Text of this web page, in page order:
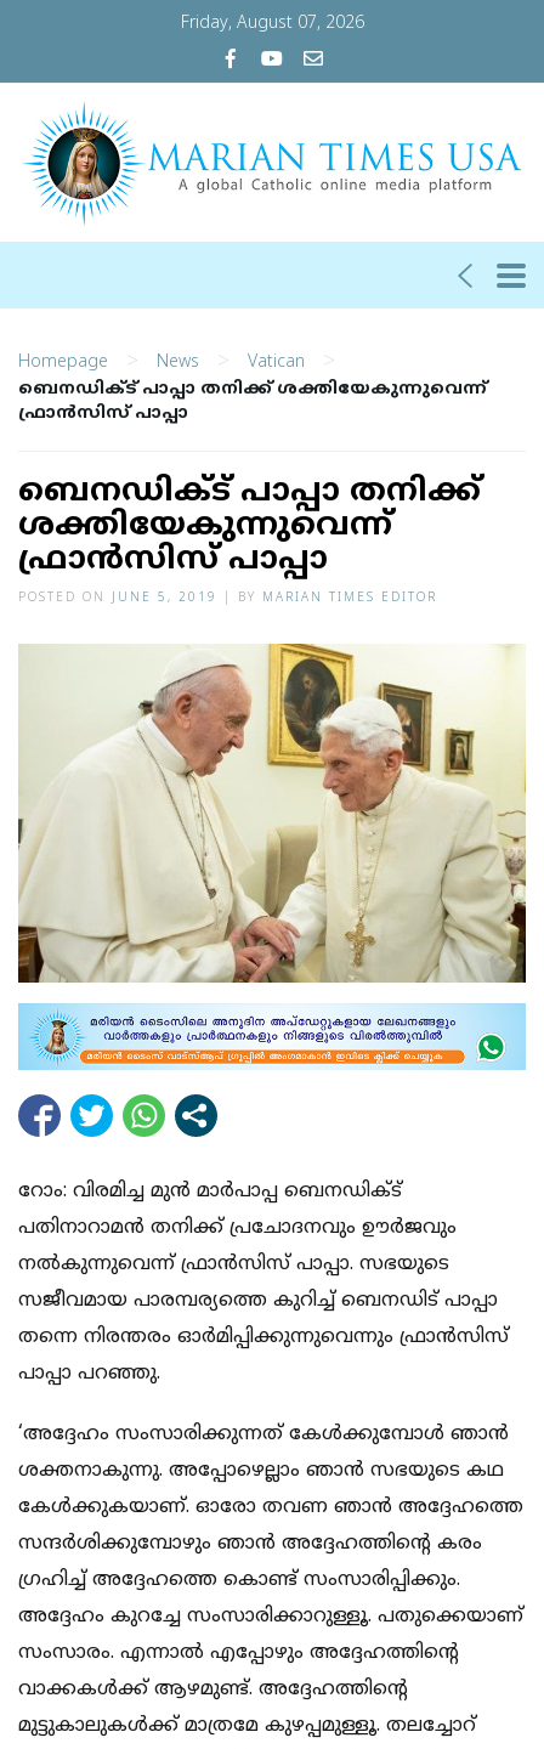
Friday, August 07, 2026
Homepage > News > Vatican >
ബെനഡിക്ട് പാപ്പാ തനിക്ക് ശക്തിയേകുന്നുവെന്ന്
ഫ്രാന്‍സിസ് പാപ്പാ
ബെനഡിക്ട് പാപ്പാ തനിക്ക്
ശക്തിയേകുന്നുവെന്ന്
ഫ്രാന്‍സിസ് പാപ്പാ
POSTED ON JUNE 5, 2019 BY MARIAN TIMES EDITOR
റോം: വിരമിച്ച മുന്‍ മാര്‍പാപ്പ ബെനഡിക്ട്
പതിനാറാമന്‍ തനിക്ക് പ്രചോദനവും ഊര്‍ജവും
നല്‍കുന്നുവെന്ന് ഫ്രാന്‍സിസ് പാപ്പാ. സഭയുടെ
സജീവമായ പാരമ്പര്യത്തെ കുറിച്ച് ബെനഡിട് പാപ്പാ
തന്നെ നിരന്തരം ഓര്‍മിപ്പിക്കുന്നുവെന്നും ഫ്രാന്‍സിസ്
പാപ്പാ പറഞ്ഞു.
‘അദ്ദേഹം സംസാരിക്കുന്നത് കേള്‍ക്കുമ്പോള്‍ ഞാന്‍
ശക്തനാകുന്നു. അപ്പോഴെല്ലാം ഞാന്‍ സഭയുടെ കഥ
കേള്‍ക്കുകയാണ്. ഓരോ തവണ ഞാന്‍ അദ്ദേഹത്തെ
സന്ദര്‍ശിക്കുമ്പോഴും ഞാന്‍ അദ്ദേഹത്തിന്റെ കരം
ഗ്രഹിച്ച് അദ്ദേഹത്തെ കൊണ്ട് സംസാരിപ്പിക്കും.
അദ്ദേഹം കുറച്ചേ സംസാരിക്കാറുള്ളൂ. പതുക്കെയാണ്
സംസാരം. എന്നാല്‍ എപ്പോഴും അദ്ദേഹത്തിന്റെ
വാക്കകള്‍ക്ക് ആഴമുണ്ട്. അദ്ദേഹത്തിന്റെ
മുട്ടുകാലുകള്‍ക്ക് മാത്രമേ കുഴപ്പമുള്ളൂ. തലച്ചോറ്